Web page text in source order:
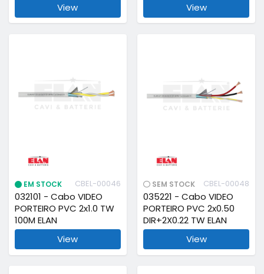
View
View
EM STOCK CBEL-00046
032101 - Cabo VIDEO
PORTEIRO PVC 2x1.0 TW
100M ELAN
View
SEM STOCK CBEL-00048
035221 - Cabo VIDEO
PORTEIRO PVC 2x0.50
DIR+2X0.22 TW ELAN
View